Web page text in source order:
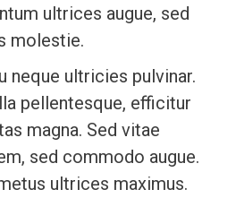
ultrices augue, sed
molestie.
neque ultricies pulvinar.
pellentesque, efficitur
magna. Sed vitae
sed commodo augue.
ultrices maximus.